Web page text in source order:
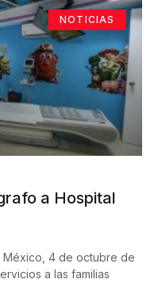
NOTICIAS
a Hospital
México, 4 de octubre de
a las familias